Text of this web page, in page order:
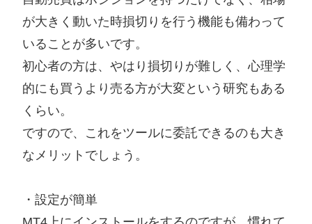
が大きく動いた時損切りを行う機能も備わって
いることが多いです。
初心者の方は、やはり損切りが難しく、心理学
的にも買うより売る方が大変という研究もある
くらい。
ですので、これをツールに委託できるのも大き
なメリットでしょう。
・設定が簡単